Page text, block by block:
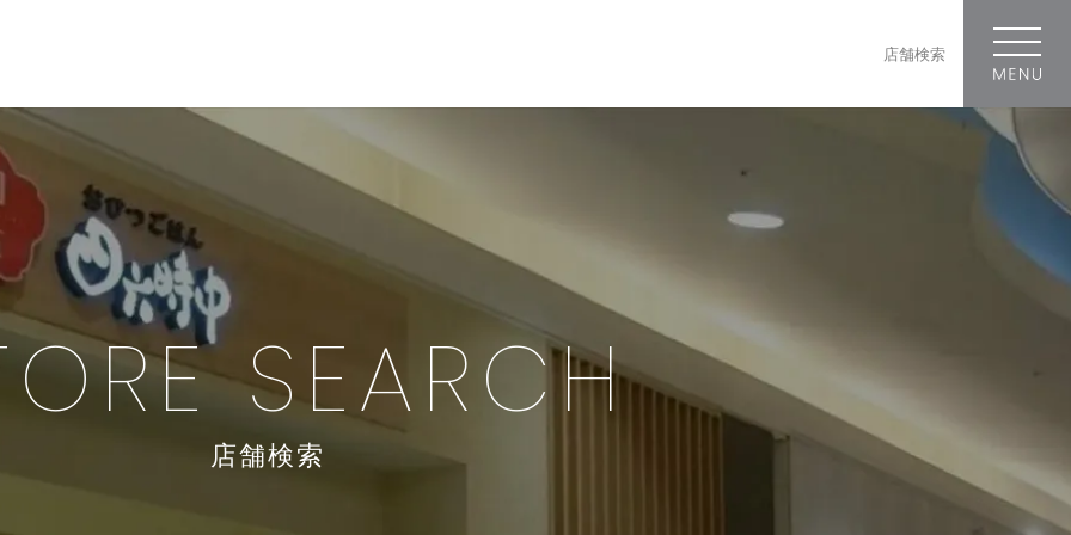
店舗検索
SEARCH
店舗検索